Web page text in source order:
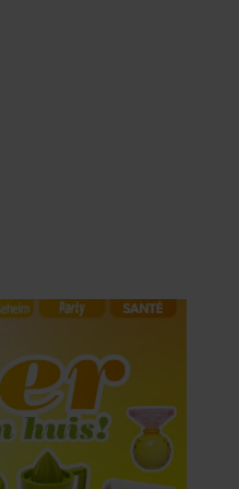
IN
krijgt u twee keer per